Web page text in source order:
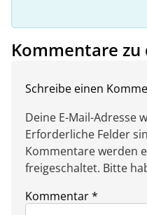
Kommentare
Schreibe einen
Deine E-Mail-Adresse
Erforderliche Felder
Kommentare werden
freigeschaltet. Bitte
Kommentar*